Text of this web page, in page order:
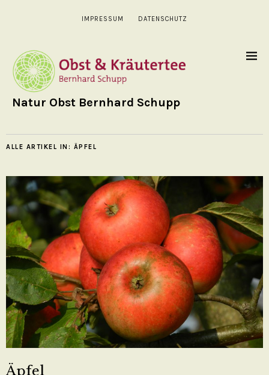
IMPRESSUM DATENSCHUTZ
Natur Obst Bernhard Schupp
ALLE ARTIKEL IN: ÄPFEL
Äpfel